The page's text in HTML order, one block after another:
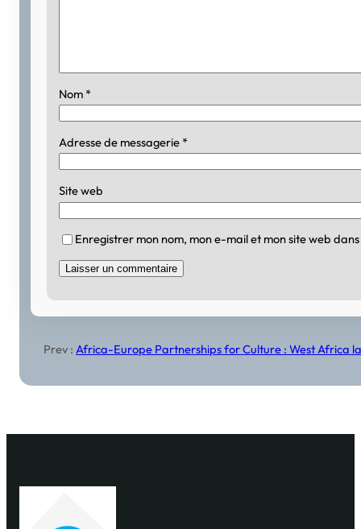
Nom *
Adresse de messagerie *
Site web
Enregistrer mon nom, mon e-mail et mon site web
Prev :Africa-Europe Partnerships for Culture : West Africa